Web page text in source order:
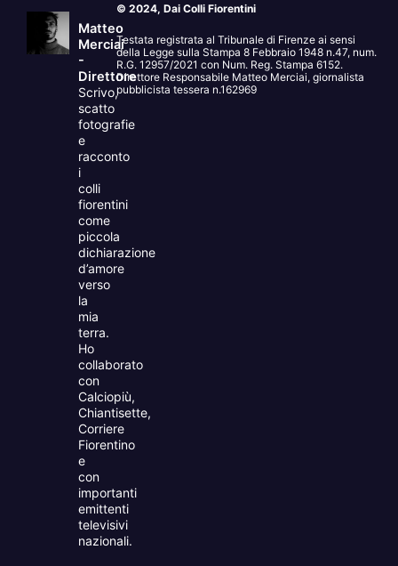
Matteo
Merciai
-
Direttore
Scrivo,
scatto
fotografie
e
racconto
i
colli
fiorentini
come
piccola
dichiarazione
d’amore
verso
la
mia
terra.
Ho
collaborato
con
Calciopiù,
Chiantisette,
Corriere
Fiorentino
e
con
importanti
emittenti
televisivi
nazionali.
© 2024, Dai Colli Fiorentini
Testata registrata al Tribunale di Firenze ai sensi
della Legge sulla Stampa 8 Febbraio 1948 n.47, num.
R.G. 12957/2021 con Num. Reg. Stampa 6152.
Direttore Responsabile Matteo Merciai, giornalista
pubblicista tessera n.162969